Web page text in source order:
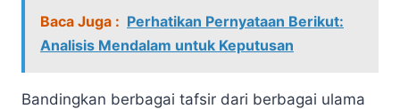
Baca Juga : Perhatikan Pernyataan Berikut:
Analisis Mendalam untuk Keputusan
Bandingkan berbagai tafsir dari berbagai ulama